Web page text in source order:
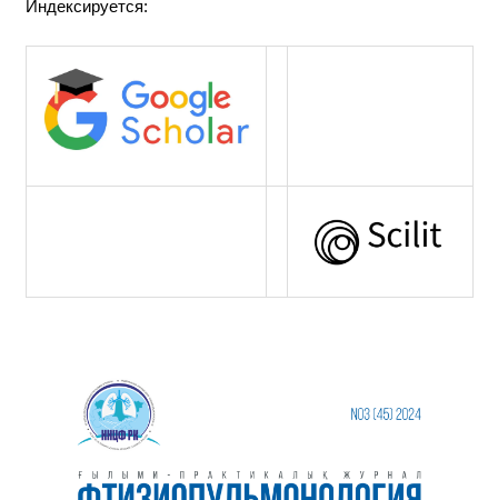
Индексируется: